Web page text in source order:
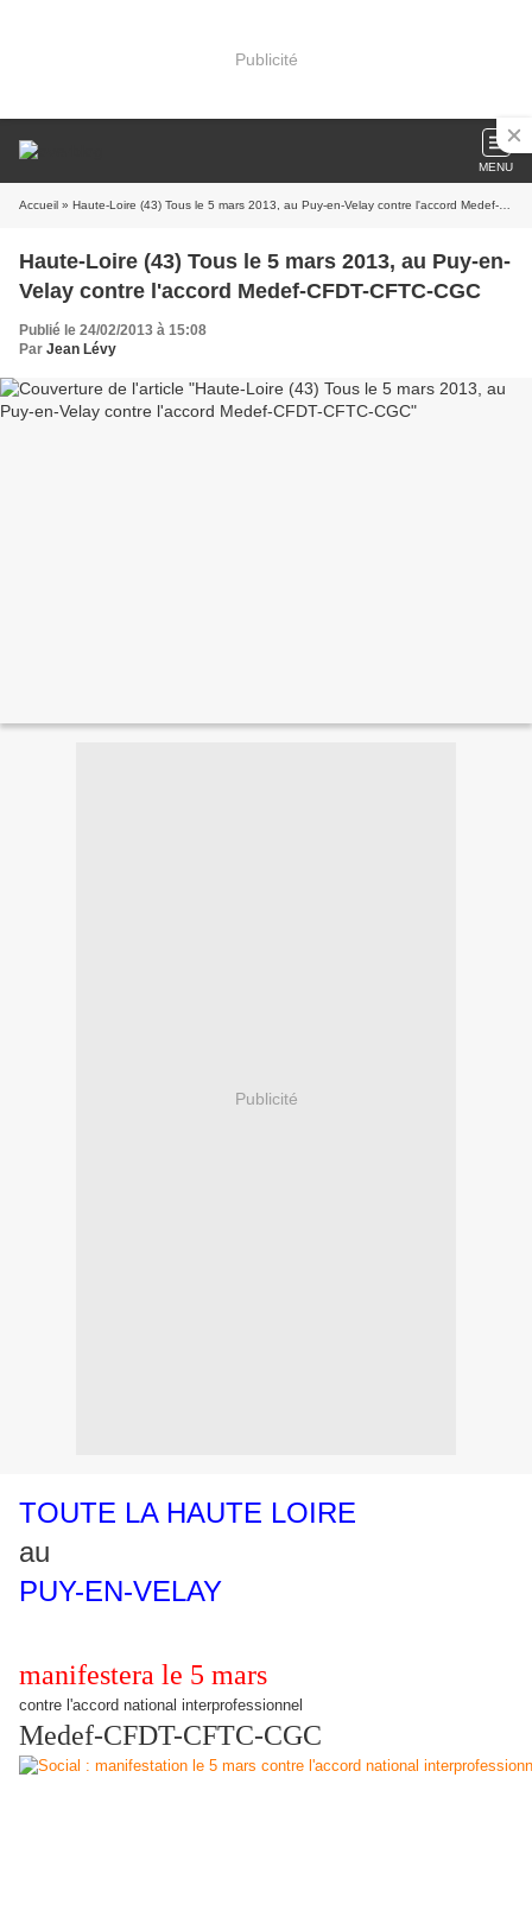
Publicité
MENU
Accueil » Haute-Loire (43) Tous le 5 mars 2013, au Puy-en-Velay contre l'accord Medef-CFDT-CFTC-CGC
Haute-Loire (43) Tous le 5 mars 2013, au Puy-en-
Velay contre l'accord Medef-CFDT-CFTC-CGC
Publié le 24/02/2013 à 15:08
Par Jean Lévy
Publicité
TOUTE LA HAUTE LOIRE
au
PUY-EN-VELAY
manifestera le 5 mars
contre l'accord national interprofessionnel
Medef-CFDT-CFTC-CGC